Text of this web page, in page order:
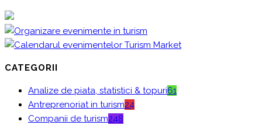
CATEGORII
Analize de piata, statistici & topuri61
Antreprenoriat in turism24
Companii de turism248